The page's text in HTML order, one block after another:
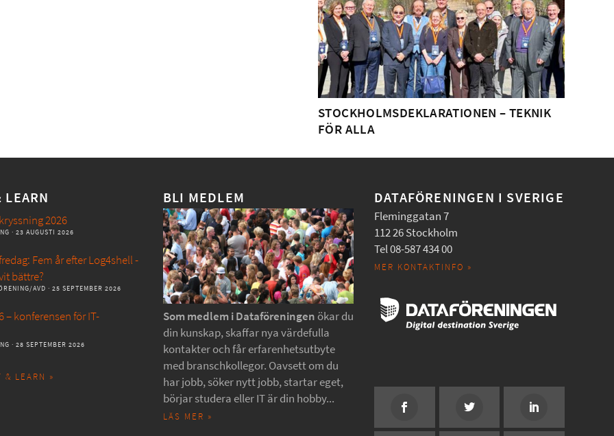
STOCKHOLMSDEKLARATIONEN – TEKNIK
FÖR ALLA
LEARN
2026
· 23 AUGUSTI 2026
Fem år efter Log4shell -
bättre?
AVD · 25 SEPTEMBER 2026
– konferensen för IT-
· 28 SEPTEMBER 2026
& LEARN »
BLI MEDLEM
Som medlem i Dataföreningen ökar du
din kunskap, skaffar nya värdefulla
kontakter och får erfarenhetsutbyte
med branschkollegor. Oavsett om du
har jobb, söker nytt jobb, startar eget,
börjar studera eller IT är din hobby...
LÄS MER »
DATAFÖRENINGEN I SVERIGE
Fleminggatan 7
112 26 Stockholm
Tel 08-587 434 00
MER KONTAKTINFO »